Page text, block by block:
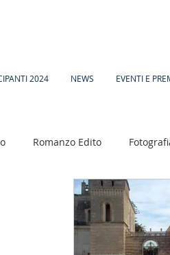
2024 NEWS EVENTI E
Romanzo Edito